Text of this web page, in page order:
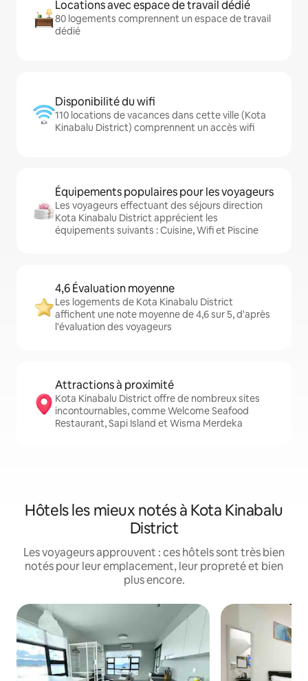
Locations avec espace de travail dédié
80 logements comprennent un espace de travail
dédié
Disponibilité du wifi
110 locations de vacances dans cette ville (Kota
Kinabalu District) comprennent un accès wifi
Équipements populaires pour les voyageurs
Les voyageurs effectuant des séjours direction
Kota Kinabalu District apprécient les
équipements suivants : Cuisine, Wifi et Piscine
4,6 Évaluation moyenne
Les logements de Kota Kinabalu District
affichent une note moyenne de 4,6 sur 5, d'après
l'évaluation des voyageurs
Attractions à proximité
Kota Kinabalu District offre de nombreux sites
incontournables, comme Welcome Seafood
Restaurant, Sapi Island et Wisma Merdeka
Hôtels les mieux notés à Kota Kinabalu
District
Les voyageurs approuvent : ces hôtels sont très bien
notés pour leur emplacement, leur propreté et bien
plus encore.